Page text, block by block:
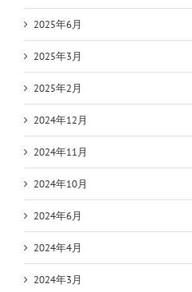
2025年6月
2025年3月
2025年2月
2024年12月
2024年11月
2024年10月
2024年6月
2024年4月
2024年3月